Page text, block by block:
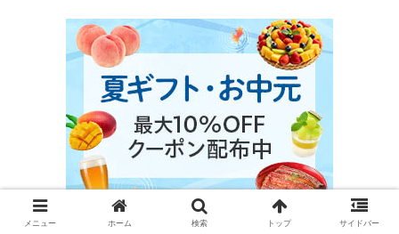
メニュー ホーム 検索 トップ サイドバー